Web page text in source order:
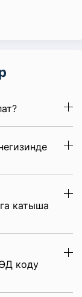
катыша
коду